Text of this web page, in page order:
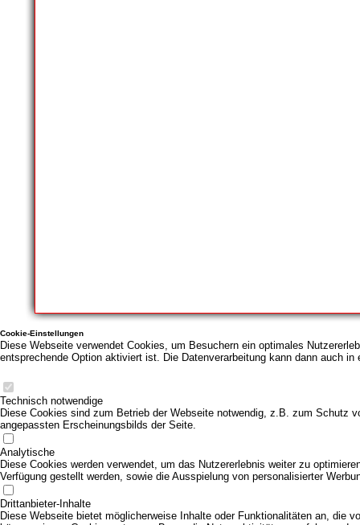
Cookie-Einstellungen
Diese Webseite verwendet Cookies, um Besuchern ein optimales
entsprechende Option aktiviert ist. Die Datenverarbeitung kann dann auch
Technisch notwendige
Diese Cookies sind zum Betrieb der Webseite notwendig, z.B. zum Schutz
angepassten Erscheinungsbilds der Seite.
Analytische
Diese Cookies werden verwendet, um das Nutzererlebnis weiter zu
Verfügung gestellt werden, sowie die Ausspielung von personalisierter
Drittanbieter-Inhalte
Diese Webseite bietet möglicherweise Inhalte oder Funktionalitäten an, die